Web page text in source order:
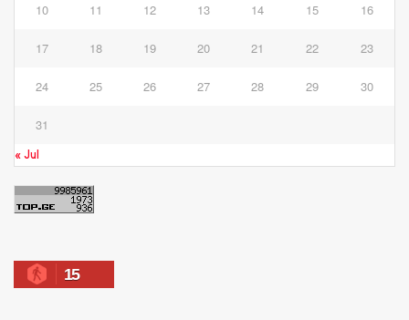
10 11 12 13 14 15 16
17 18 19 20 21 22 23
24 25 26 27 28 29 30
31
« Jul
15